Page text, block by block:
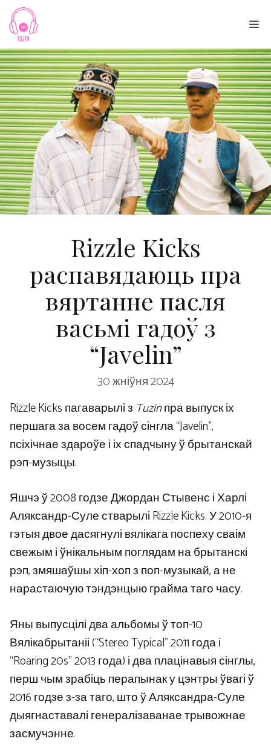
Skip
content
Rizzle Kicks
распавядаюць пра
вяртанне пасля
васьмі гадоў з
“Javelin”
30 жніўня 2024
Rizzle Kicks пагаварылі з Tuzinпра выпуск іх
першага за восем гадоў сінгла “Javelin”,
псіхічнае здароўе і іх спадчыну ў брытанскай
рэп-музыцы.
Яшчэ ў 2008 годзе Джордан Стывенс і Харлі
Аляксандр-Суле стварылі Rizzle Kicks. У 2010-я
гэтыя двое дасягнулі вялікага поспеху сваім
свежым і ўнікальным поглядам на брытанскі
рэп, змяшаўшы хіп-хоп з поп-музыкай, а не
нарастаючую тэндэнцыю грайма таго часу.
Яны выпусцілі два альбомы ў топ-10
Вялікабрытаніі (“Stereo Typical” 2011 года і
“Roaring 20s” 2013 года) і два плацінавыя сінглы,
перш чым зрабіць перапынак у цэнтры ўвагі ў
2016 годзе з-за таго, што ў Аляксандра-Суле
дыягнаставалі генералізаванае трывожнае
засмучэнне.